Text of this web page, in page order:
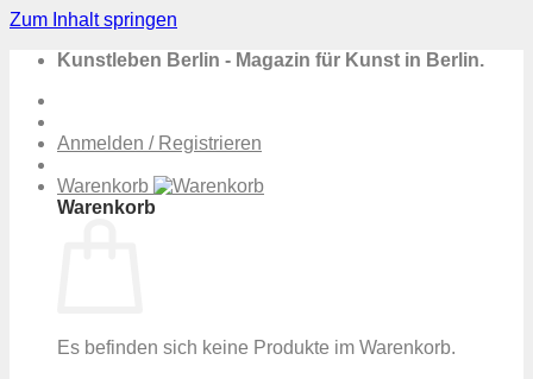
Zum Inhalt springen
Kunstleben Berlin - Magazin für Kunst in Berlin.
Anmelden / Registrieren
Warenkorb
Warenkorb
Es befinden sich keine Produkte im Warenkorb.